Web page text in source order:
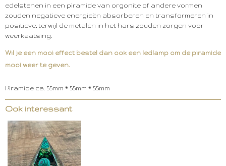
edelstenen in een piramide van orgonite of andere vormen
zouden negatieve energieën absorberen en transformeren in
positieve, terwijl de metalen in het hars zouden zorgen voor
weerkaatsing.
Wil je een mooi effect bestel dan ook een ledlamp om de piramide
mooi weer te geven.
Piramide ca. 55mm * 55mm * 55mm
Ook interessant